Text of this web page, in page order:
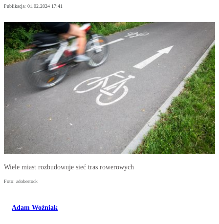
Publikacja: 01.02.2024 17:41
Wiele miast rozbudowuje sieć tras rowerowych
Foto: adobestock
Adam Woźniak